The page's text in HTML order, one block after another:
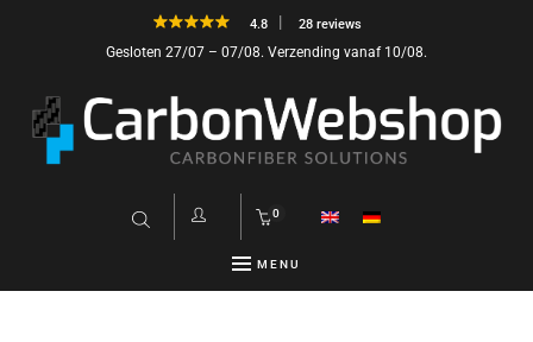
4.8 28 reviews
Gesloten 27/07 – 07/08. Verzending vanaf 10/08.
0
MENU